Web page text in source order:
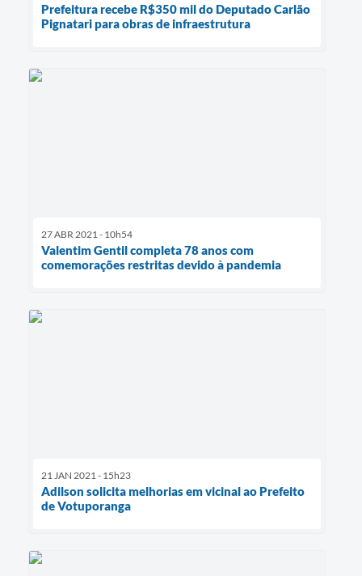
Prefeitura recebe R$350 mil do Deputado Carlão
Pignatari para obras de infraestrutura
27 ABR 2021 - 10h54
Valentim Gentil completa 78 anos com
comemorações restritas devido à pandemia
21 JAN 2021 - 15h23
Adilson solicita melhorias em vicinal ao Prefeito
de Votuporanga